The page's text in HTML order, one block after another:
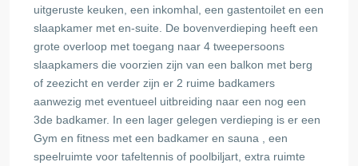
uitgeruste keuken, een inkomhal, een gastentoilet en een
slaapkamer met en-suite. De bovenverdieping heeft een
grote overloop met toegang naar 4 tweepersoons
slaapkamers die voorzien zijn van een balkon met berg
of zeezicht en verder zijn er 2 ruime badkamers
aanwezig met eventueel uitbreiding naar een nog een
3de badkamer. In een lager gelegen verdieping is er een
Gym en fitness met een badkamer en sauna , een
speelruimte voor tafeltennis of poolbiljart, extra ruimte